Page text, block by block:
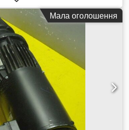
двигуна: 0,37 кВт - Оберти: 45
Hbjfx An Hsf - Привідний
IP 54 - Габаритні розміри: -
Мала оголошення